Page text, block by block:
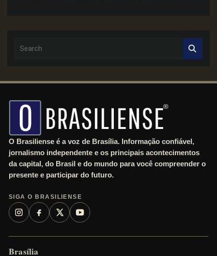
c
O Brasiliense é a voz de Brasília. Informação confiável,
jornalismo independente e os principais acontecimentos
da capital, do Brasil e do mundo para você compreender o
presente e participar do futuro.
SIGA O BRASILIENSE
Brasília